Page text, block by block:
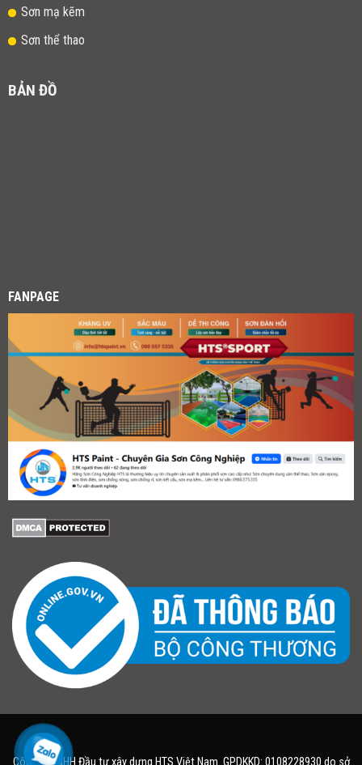
Sơn mạ kẽm
Sơn thể thao
BẢN ĐỒ
FANPAGE
Công ty TNHH Đầu tư xây dựng HTS Việt Nam. GPDKKD: 0108228930 do sở